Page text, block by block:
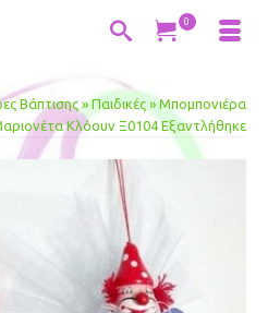
0
Βάπτισης » Παιδικές » Μπομπονιέρα
Κλόουν Ξ0104 Εξαντλήθηκε